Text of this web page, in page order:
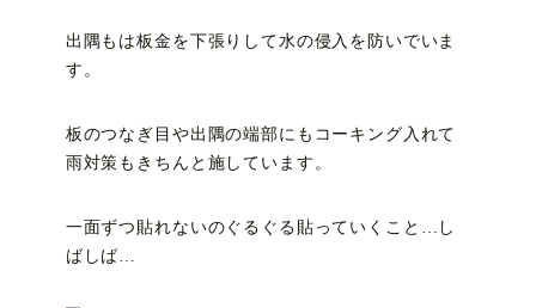
出隅もは板金を下張りして水の侵入を防いでいま
す。
板のつなぎ目や出隅の端部にもコーキング入れて
雨対策もきちんと施しています。
一面ずつ貼れないのぐるぐる貼っていくこと…し
ばしば…